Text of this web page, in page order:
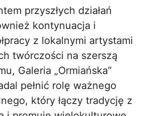
przyszłych działań
kontynuacja i
z lokalnymi artystami
twórczości na szerszą
Galeria „Ormiańska”
pełnić rolę ważnego
który łączy tradycję z